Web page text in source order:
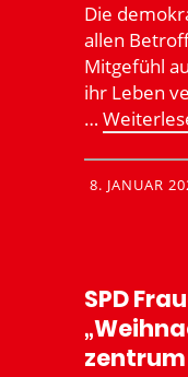
Die
allen
Mitgefühl
ihr Leben
…
8. JANUAR
SPD
zentrum